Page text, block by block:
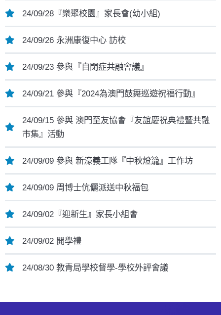
24/09/28『樂聚校園』家長會(幼小組)
24/09/26 永洲康復中心 訪校
24/09/23 參與『自閉症共融會議』
24/09/21 參與『2024為澳門鼓舞巡遊祝福行動』
24/09/15 參與 澳門至友協會『友誼慶祝典禮暨共融
巿集』活動
24/09/09 參與 新濠義工隊『中秋燈籠』工作坊
24/09/09 周博士伉儷派送中秋福包
24/09/02『迎新生』家長小組會
24/09/02 開學禮
24/08/30 教青局學校督學-學校外評會議